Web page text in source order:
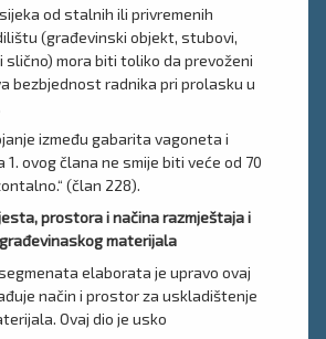
od stalnih ili privremenih
(građevinski objekt, stubovi,
slično) mora biti toliko da prevoženi
bezbjednost radnika pri prolasku u
između gabarita vagoneta i
ovog člana ne smije biti veće od 70
(član 228).
prostora i načina razmještaja i
materijala
elaborata je upravo ovaj
način i prostor za uskladištenje
Ovaj dio je usko